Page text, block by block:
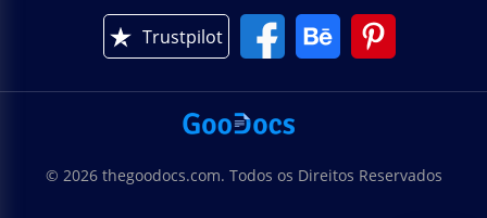
Trustpilot
© 2026 thegoodocs.com. Todos os Direitos Reservados